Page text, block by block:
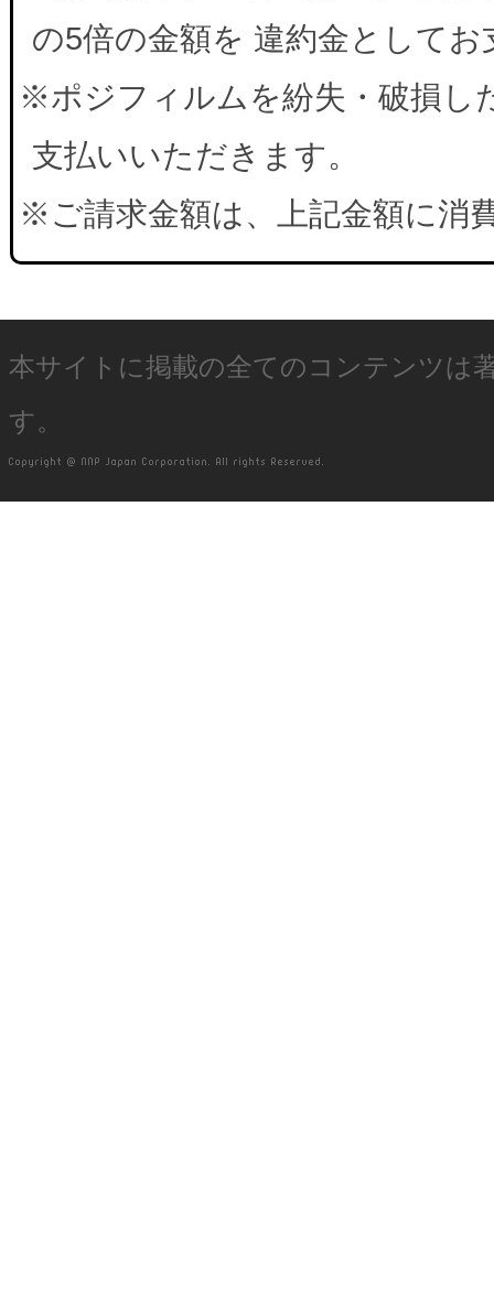
の5倍の金額を 違約金として
※ポジフィルムを紛失・破損し
支払いいただきます。
※ご請求金額は、上記金額に消
本サイトに掲載の全てのコンテンツは
す。